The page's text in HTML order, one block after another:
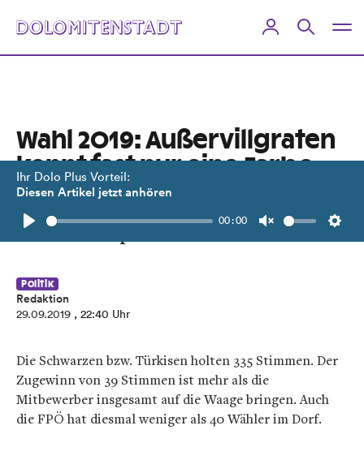
Ihr Dolo Plus Vorteil:
Diesen Artikel jetzt anhören
Play
00:00
Unmute
Wahl 2019: Außervillgraten
kennt fast nur eine Farbe
Jenseits der 3/4-Partei ÖVP gibt es
kaum noch politisches Leben.
Politik
Redaktion
29.09.2019 , 22:40 Uhr
Die Schwarzen bzw. Türkisen holten 335 Stimmen. Der
Zugewinn von 39 Stimmen ist mehr als die
Mitbewerber insgesamt auf die Waage bringen. Auch
die FPÖ hat diesmal weniger als 40 Wähler im Dorf.